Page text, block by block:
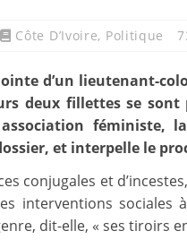
Côte D’Ivoire, Politique
d’un lieutenant-
deux fillettes se sont
féministe,
et interpelle le
conjugales et
interventions sociales
dit-elle, « ses tiroirs